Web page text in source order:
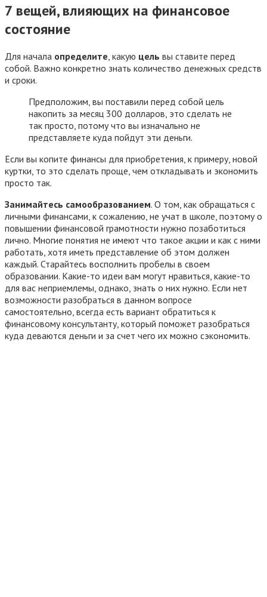
7 вещей, влияющих на финансовое
состояние
Для начала определите , какую цель вы ставите перед
собой. Важно конкретно знать количество денежных средств
и сроки.
Предположим, вы поставили перед собой цель
накопить за месяц 300 долларов, это сделать не
так просто, потому что вы изначально не
представляете куда пойдут эти деньги.
Если вы копите финансы для приобретения, к примеру, новой
куртки, то это сделать проще, чем откладывать и экономить
просто так.
Занимайтесь самообразованием. О том, как обращаться с
личными финансами, к сожалению, не учат в школе, поэтому о
повышении финансовой грамотности нужно позаботиться
лично. Многие понятия не имеют что такое акции и как с ними
работать, хотя иметь представление об этом должен
каждый. Старайтесь восполнить пробелы в своем
образовании. Какие-то идеи вам могут нравиться, какие-то
для вас неприемлемы, однако, знать о них нужно. Если нет
возможности разобраться в данном вопросе
самостоятельно, всегда есть вариант обратиться к
финансовому консультанту, который поможет разобраться
куда деваются деньги и за счет чего их можно сэкономить.